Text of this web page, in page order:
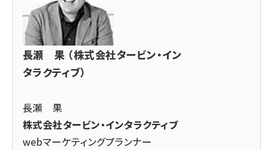
長瀬 果 （株式会社タービン・イン
タラクティブ）
長瀬 果
株式会社タービン・インタラクティブ
webマーケティングプランナー